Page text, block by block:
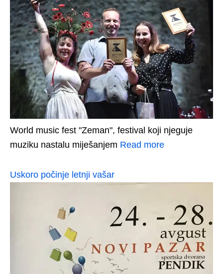
World music fest "Zeman", festival koji njeguje
muziku nastalu miješanjem Read more
Uskoro počinje letnji vašar